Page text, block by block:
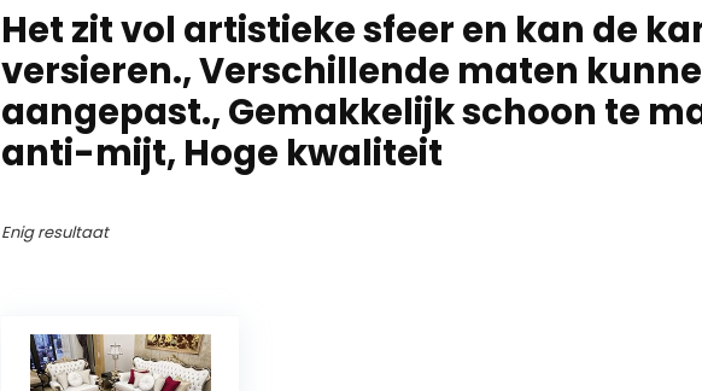
‎Het zit vol artistieke sfeer en kan de
versieren., Verschillende maten
aangepast., Gemakkelijk schoon te
anti-mijt, Hoge kwaliteit
Enig resultaat